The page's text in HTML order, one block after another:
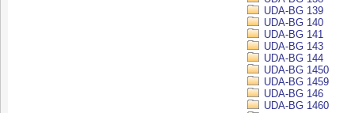
UDA-BG 139
UDA-BG 140
UDA-BG 141
UDA-BG 143
UDA-BG 144
UDA-BG 1450
UDA-BG 1459
UDA-BG 146
UDA-BG 1460